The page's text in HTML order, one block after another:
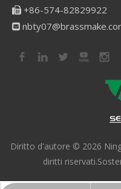
 +86-574-82829922

Diritto d'autore © 2026
diritti